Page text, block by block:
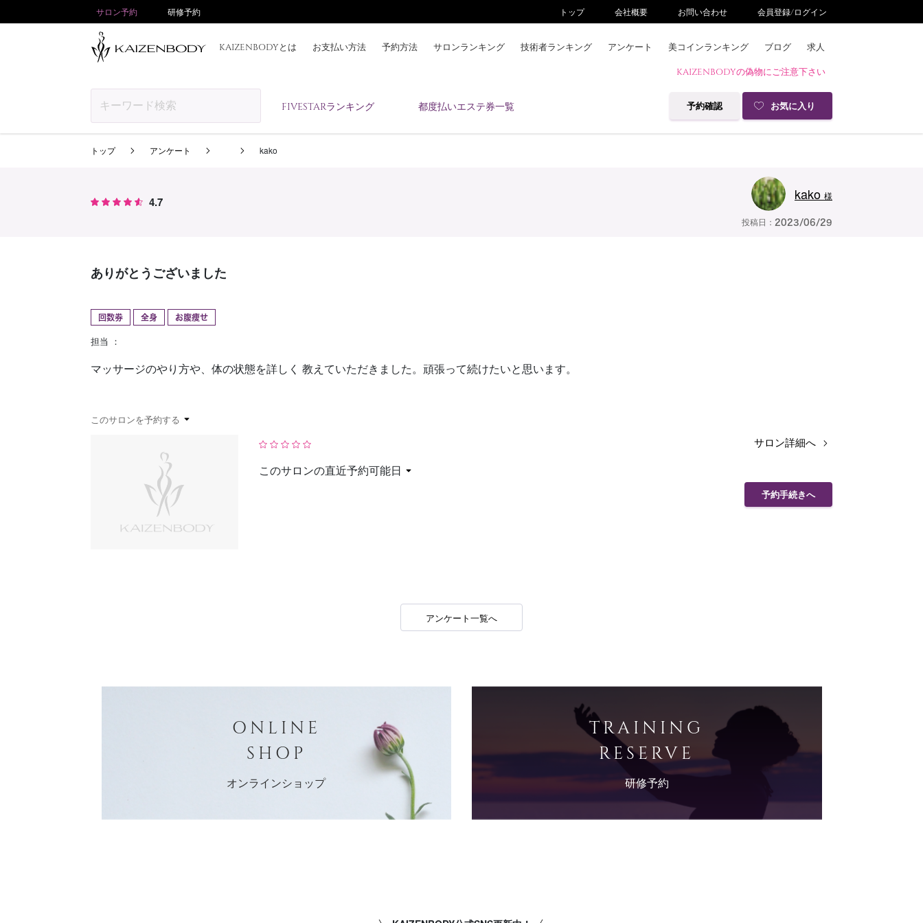
サロン予約 研修予約 トップ 会社概要 お問い合わせ 会員登録/ログイン
KAIZENBODYとは お支払い方法 予約方法 サロンランキング 技術者ランキング アンケート 美コインランキング ブログ 求人
KAIZENBODYの偽物にご注意下さい
FIVESTARランキング 都度払いエステ券一覧 予約確認 お気に入り
お支払い方法
予約方法
予約確認
お問い合わせ
トップ アンケート kako
4.7 kako 様
投稿日： 2023/06/29
ありがとうございました
回数券 全身 お腹痩せ
担当 ：
マッサージのやり方や、体の状態を詳しく 教えていただきました。頑張って続けたいと思います。
このサロンを予約する
このサロンの直近予約可能日
サロン詳細へ
予約手続きへ
アンケート一覧へ
ONLINE
SHOP
オンラインショップ
TRAINING
RESERVE
研修予約